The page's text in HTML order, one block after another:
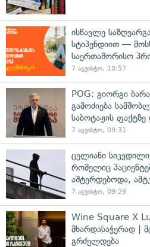
ისწავლე
სტიპენდიით —
საერთაშორისო
7 აგვისტო, 10:57
POG: გიორგი
გამოძიება
საბოტაჟის ფაქტზე
7 აგვისტო, 09:31
ცელიანი
რომელიც
აშტერდებოდა,
7 აგვისტო, 09:29
Wine Square X
მხარდასაჭერად |
გრძელდება